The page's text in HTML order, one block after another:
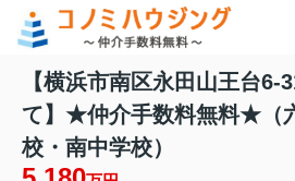
【横浜市南区永田山王台6-
て】★仲介手数料無料★（
校・南中学校）